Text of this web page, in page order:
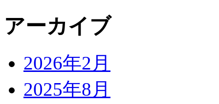
アーカイブ
2026年2月
2025年8月